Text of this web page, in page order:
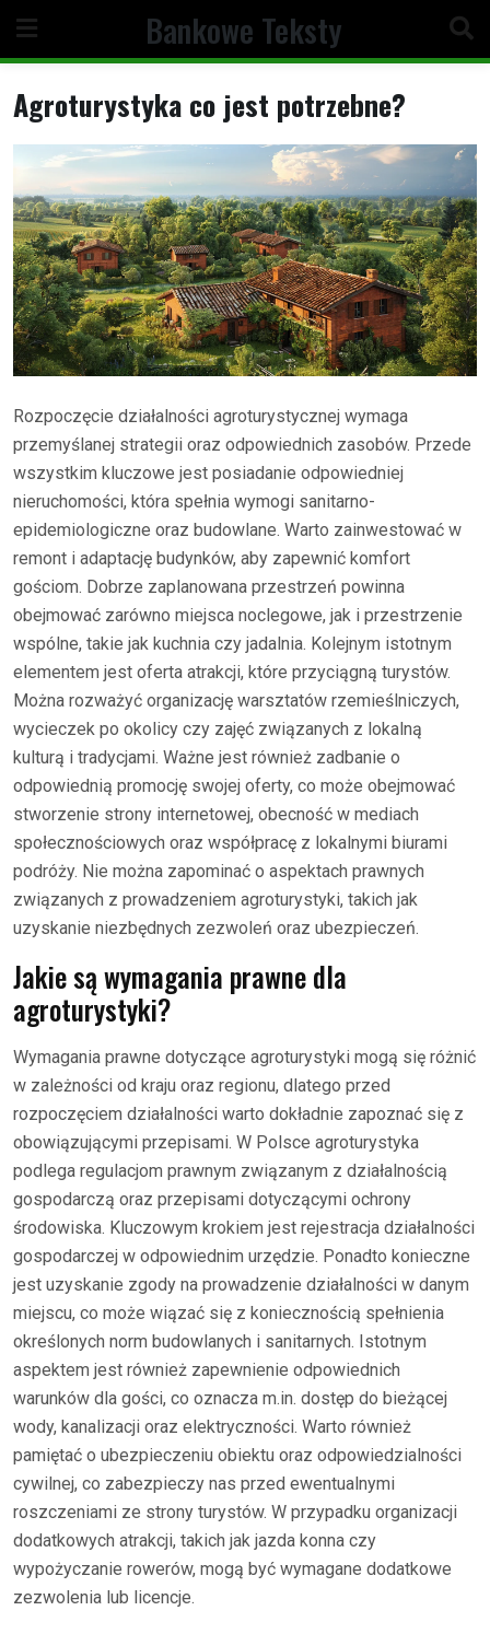
content
Bankowe Teksty
Agroturystyka co jest potrzebne?
Rozpoczęcie działalności agroturystycznej wymaga
przemyślanej strategii oraz odpowiednich zasobów. Przede
wszystkim kluczowe jest posiadanie odpowiedniej
nieruchomości, która spełnia wymogi sanitarno-
epidemiologiczne oraz budowlane. Warto zainwestować w
remont i adaptację budynków, aby zapewnić komfort
gościom. Dobrze zaplanowana przestrzeń powinna
obejmować zarówno miejsca noclegowe, jak i przestrzenie
wspólne, takie jak kuchnia czy jadalnia. Kolejnym istotnym
elementem jest oferta atrakcji, które przyciągną turystów.
Można rozważyć organizację warsztatów rzemieślniczych,
wycieczek po okolicy czy zajęć związanych z lokalną
kulturą i tradycjami. Ważne jest również zadbanie o
odpowiednią promocję swojej oferty, co może obejmować
stworzenie strony internetowej, obecność w mediach
społecznościowych oraz współpracę z lokalnymi biurami
podróży. Nie można zapominać o aspektach prawnych
związanych z prowadzeniem agroturystyki, takich jak
uzyskanie niezbędnych zezwoleń oraz ubezpieczeń.
Jakie są wymagania prawne dla
agroturystyki?
Wymagania prawne dotyczące agroturystyki mogą się różnić
w zależności od kraju oraz regionu, dlatego przed
rozpoczęciem działalności warto dokładnie zapoznać się z
obowiązującymi przepisami. W Polsce agroturystyka
podlega regulacjom prawnym związanym z działalnością
gospodarczą oraz przepisami dotyczącymi ochrony
środowiska. Kluczowym krokiem jest rejestracja działalności
gospodarczej w odpowiednim urzędzie. Ponadto konieczne
jest uzyskanie zgody na prowadzenie działalności w danym
miejscu, co może wiązać się z koniecznością spełnienia
określonych norm budowlanych i sanitarnych. Istotnym
aspektem jest również zapewnienie odpowiednich
warunków dla gości, co oznacza m.in. dostęp do bieżącej
wody, kanalizacji oraz elektryczności. Warto również
pamiętać o ubezpieczeniu obiektu oraz odpowiedzialności
cywilnej, co zabezpieczy nas przed ewentualnymi
roszczeniami ze strony turystów. W przypadku organizacji
dodatkowych atrakcji, takich jak jazda konna czy
wypożyczanie rowerów, mogą być wymagane dodatkowe
zezwolenia lub licencje.